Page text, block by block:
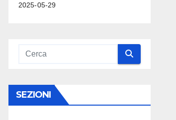
2025-05-29
SEZIONI